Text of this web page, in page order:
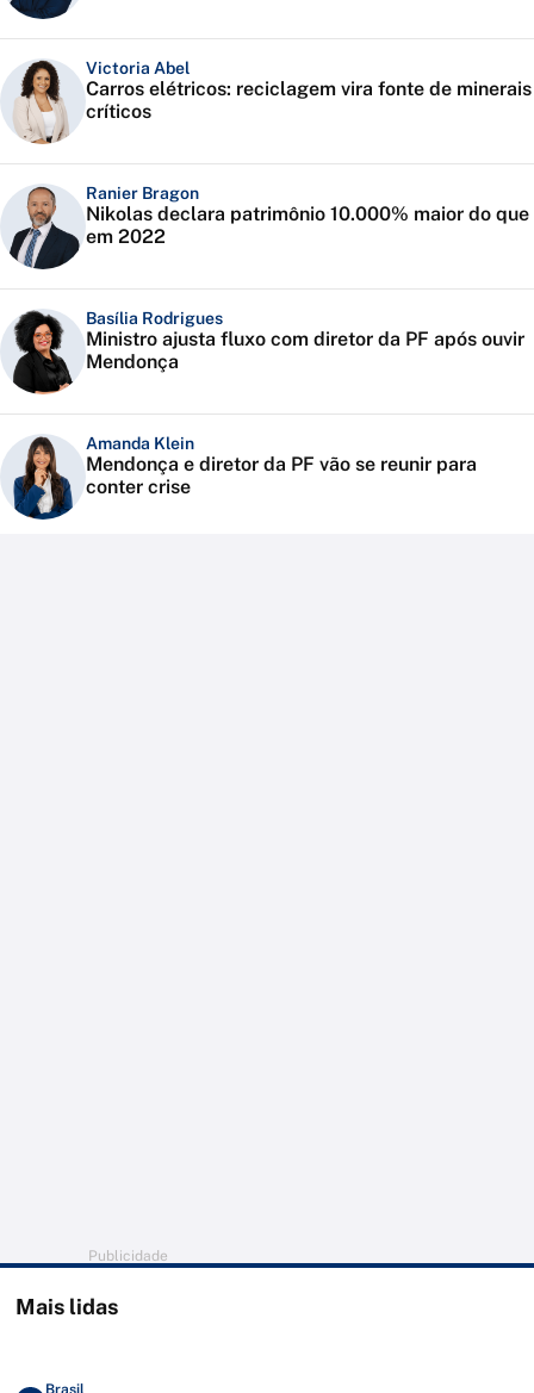
Victoria Abel
Carros elétricos: reciclagem vira fonte de minerais
críticos
Ranier Bragon
Nikolas declara patrimônio 10.000% maior do que
em 2022
Basília Rodrigues
Ministro ajusta fluxo com diretor da PF após ouvir
Mendonça
Amanda Klein
Mendonça e diretor da PF vão se reunir para
conter crise
Publicidade
Mais lidas
Brasil